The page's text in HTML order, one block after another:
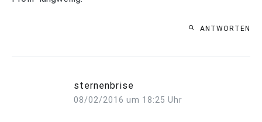
ANTWORTEN
sternenbrise
08/02/2016 um 18:25 Uhr